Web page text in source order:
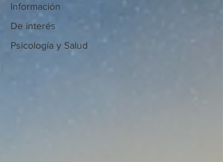
Información
De interés
Psicología y Salud